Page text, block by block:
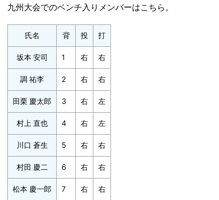
九州大会でのベンチ入りメンバーはこちら。
氏名 背 投 打
坂本 安司 1 右 右
調 祐李 2 右 右
田栗 慶太郎 3 右 左
村上 直也 4 右 左
川口 蒼生 5 右 右
村田 慶二 6 右 右
松本 慶一郎 7 右 右